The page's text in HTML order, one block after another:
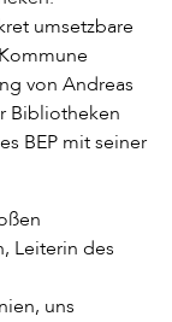
umsetzbare
von Andreas
Bibliotheken
BEP mit seiner
Leiterin des
uns